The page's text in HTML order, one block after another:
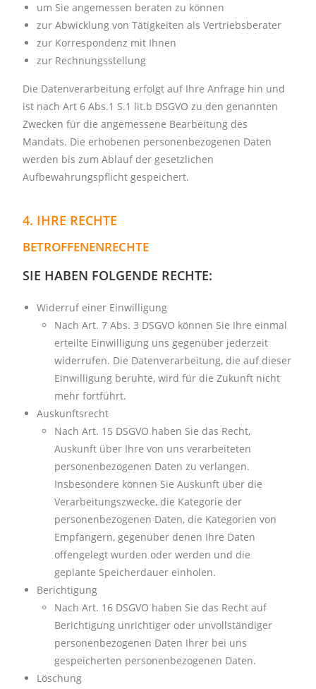
um Sie angemessen beraten zu können
zur Abwicklung von Tätigkeiten als Vertriebsberater
zur Korrespondenz mit Ihnen
zur Rechnungsstellung
Die Datenverarbeitung erfolgt auf Ihre Anfrage hin und
ist nach Art 6 Abs.1 S.1 lit.b DSGVO zu den genannten
Zwecken für die angemessene Bearbeitung des
Mandats. Die erhobenen personenbezogenen Daten
werden bis zum Ablauf der gesetzlichen
Aufbewahrungspflicht gespeichert.
4. IHRE RECHTE
BETROFFENENRECHTE
SIE HABEN FOLGENDE RECHTE:
Widerruf einer Einwilligung
Nach Art. 7 Abs. 3 DSGVO können Sie Ihre einmal
erteilte Einwilligung uns gegenüber jederzeit
widerrufen. Die Datenverarbeitung, die auf dieser
Einwilligung beruhte, wird für die Zukunft nicht
mehr fortführt.
Auskunftsrecht
Nach Art. 15 DSGVO haben Sie das Recht,
Auskunft über Ihre von uns verarbeiteten
personenbezogenen Daten zu verlangen.
Insbesondere können Sie Auskunft über die
Verarbeitungszwecke, die Kategorie der
personenbezogenen Daten, die Kategorien von
Empfängern, gegenüber denen Ihre Daten
offengelegt wurden oder werden und die
geplante Speicherdauer einholen.
Berichtigung
Nach Art. 16 DSGVO haben Sie das Recht auf
Berichtigung unrichtiger oder unvollständiger
personenbezogenen Daten Ihrer bei uns
gespeicherten personenbezogenen Daten.
Löschung